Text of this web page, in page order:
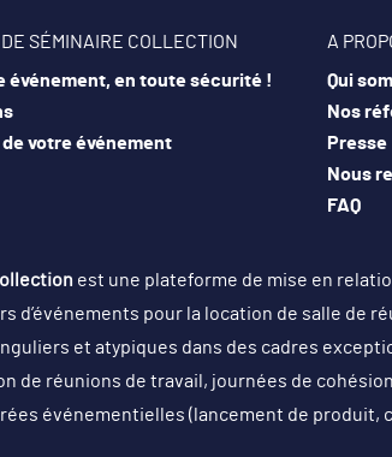
SÉMINAIRE COLLECTION
événement, en toute sécurité !
votre événement
A
Qui
Nos
Presse
Nous
FAQ
est une plateforme de mise en
d’événements pour la location de salle de
et atypiques dans des cadres
de réunions de travail, journées de
événementielles (lancement de produit,